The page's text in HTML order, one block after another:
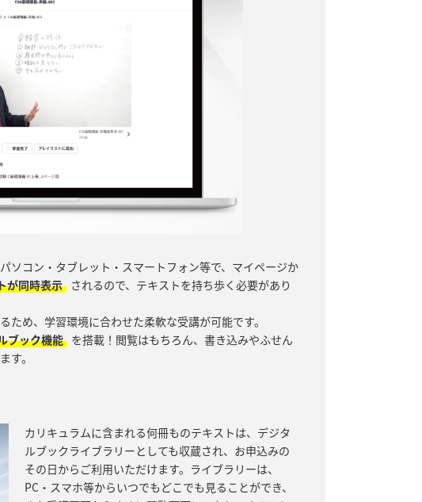
ソコン・タブレット・スマートフォン等で、マイページか
が同時表示
されるので、テキストを持ち歩く必要があり
ため、学習環境に合わせた柔軟な受講が可能です。
ブック機能 を搭載！閲覧はもちろん、書き込みやふせん
す。
カリキュラムに含まれる何冊ものテキストは、デジタ
ルブックライブラリーとしても収蔵され、お申込みの
その日からご利用いただけます。ライブラリーは、
PC・スマホ等からいつでもどこでも見ることができ、